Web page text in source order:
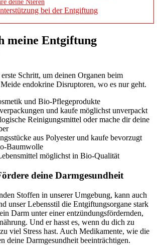
deine Nieren
bei der Entgiftung
meine Entgiftung
Schritt, um deinen Organen beim
endokrine Disruptoren, wo es nur geht.
und Bio-Pflegeprodukte
und kaufe möglichst unverpackt
Reinigungsmittel oder mache dir deine
aus Polyester und kaufe bevorzugt
Baumwolle
möglichst in Bio-Qualität
deine Darmgesundheit
Stoffen in unserer Umgebung, kann auch
unser Lebensstil die Entgiftungsorgane stark
Darm unter einer entzündungsfördernden,
Und er hasst es, wenn du dich zu
viel Stress hast. Auch Medikamente, wie die
deine Darmgesundheit beeinträchtigen.